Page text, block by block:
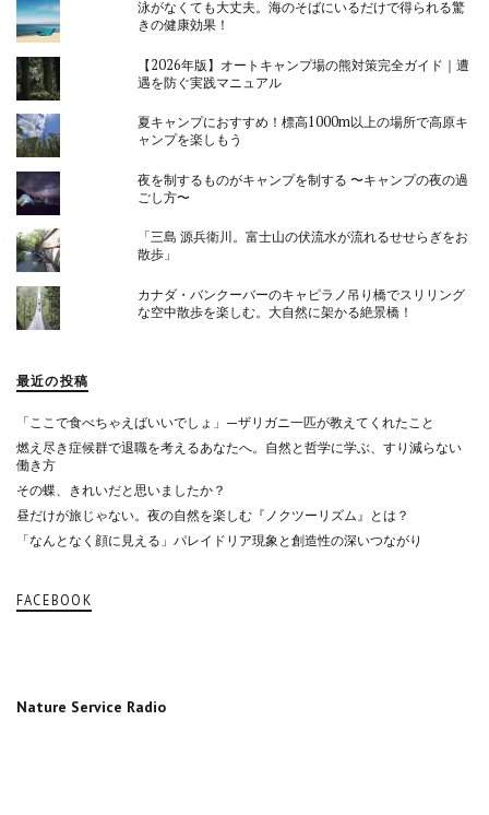
泳がなくても大丈夫。海のそばにいるだけで得られる驚
きの健康効果！
【2026年版】オートキャンプ場の熊対策完全ガイド｜遭
遇を防ぐ実践マニュアル
夏キャンプにおすすめ！標高1000m以上の場所で高原キ
ャンプを楽しもう
夜を制するものがキャンプを制する 〜キャンプの夜の過
ごし方〜
「三島 源兵衛川。富士山の伏流水が流れるせせらぎをお
散歩」
カナダ・バンクーバーのキャピラノ吊り橋でスリリング
な空中散歩を楽しむ。大自然に架かる絶景橋！
最近の投稿
「ここで食べちゃえばいいでしょ」—ザリガニ一匹が教えてくれたこと
燃え尽き症候群で退職を考えるあなたへ。自然と哲学に学ぶ、すり減らない
働き方
その蝶、きれいだと思いましたか？
昼だけが旅じゃない。夜の自然を楽しむ『ノクツーリズム』とは？
「なんとなく顔に見える」パレイドリア現象と創造性の深いつながり
FACEBOOK
Nature Service Radio